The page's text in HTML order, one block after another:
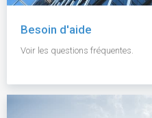
Besoin d'aide
Voir les questions fréquentes.